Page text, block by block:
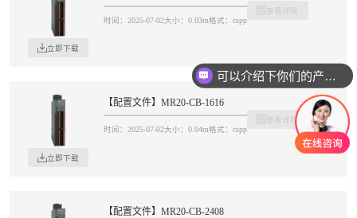
时间：2025-07-02大小：0.03m格式：cspp
查看详情
立即下载
【配置文件】MR20-CB-1616
时间：2025-07-02大小：0.04m格式：cspp
查看详情
立即下载
【配置文件】MR20-CB-2408